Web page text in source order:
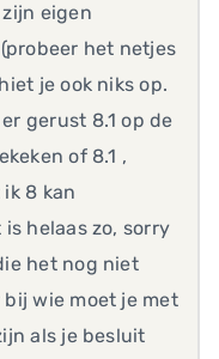
eigen
het netjes
je ook niks op.
gerust 8.1 op de
of 8.1 ,
8 kan
helaas zo, sorry
het nog niet
bij wie moet je met
als je besluit